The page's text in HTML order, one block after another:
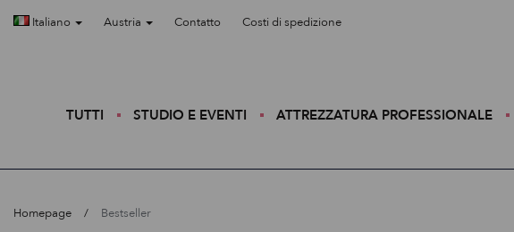
Italiano Austria Contatto Costi di spedizione
TUTTI STUDIO E EVENTI ATTREZZATURA PROFESSIONALE
Homepage Bestseller